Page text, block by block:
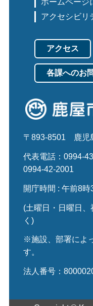
ホームページ
アクセシビリ
アクセス
各課へのお
〒893-8501 鹿児
代表電話：0994-
0994-42-2001
開庁時間 : 午前8
(土曜日・日曜日
く)
※施設、部署によ
す。
法人番号：